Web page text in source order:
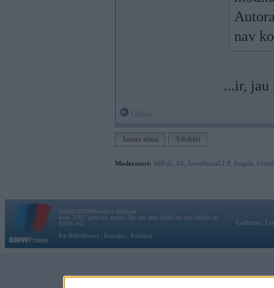
nav
...ir, jau
Jauna tēma Atbildēt
Moderatori: 968-jk AV AiwaShuraLLP, Angelz
Vortāls BMWPower.lv darbojas
kopš 2002. gada 14. maija. Tas nav auto klubs un nav saistīts ar
BMW AG.
Par BMWPower
Kontakti Reklāma
Galvena